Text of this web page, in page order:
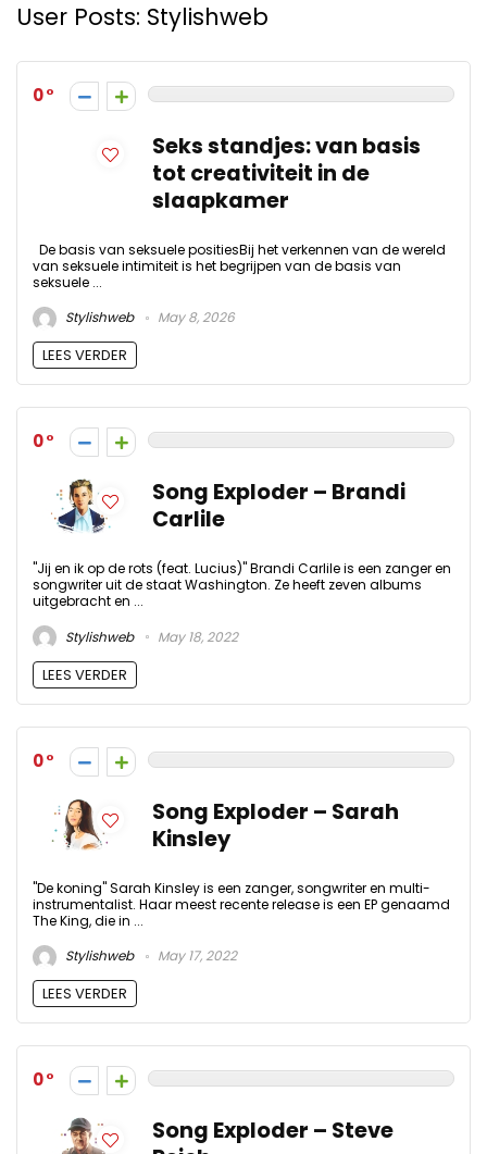
User Posts: Stylishweb
0
Seks standjes: van basis
tot creativiteit in de
slaapkamer
De basis van seksuele positiesBij het verkennen van de wereld
van seksuele intimiteit is het begrijpen van de basis van
seksuele ...
Stylishweb
May 8, 2026
LEES VERDER
0
Song Exploder – Brandi
Carlile
"Jij en ik op de rots (feat. Lucius)" Brandi Carlile is een zanger en
songwriter uit de staat Washington. Ze heeft zeven albums
uitgebracht en ...
Stylishweb
May 18, 2022
LEES VERDER
0
Song Exploder – Sarah
Kinsley
"De koning" Sarah Kinsley is een zanger, songwriter en multi-
instrumentalist. Haar meest recente release is een EP genaamd
The King, die in ...
Stylishweb
May 17, 2022
LEES VERDER
0
Song Exploder – Steve